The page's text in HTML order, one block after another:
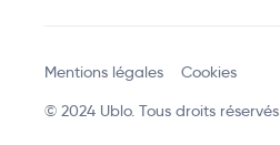
© 2024 Ublo. Tous droits réservés
Mentions légales Cookies